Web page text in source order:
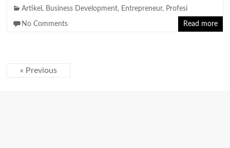
Artikel , Business Development, Entrepreneur, Profesi
No Comments Read more
« Previous